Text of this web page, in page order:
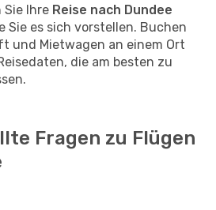
Sie Ihre Reise nach Dundee
Sie es sich vorstellen. Buchen
und Mietwagen an einem Ort
die am besten zu
Fragen zu Flügen